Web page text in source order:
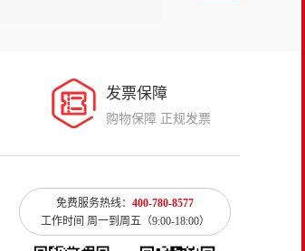
发票保障
购物保障 正规发票
免费服务热线： 400-780-8577
工作时间 周一到周五（9:00-18:00）